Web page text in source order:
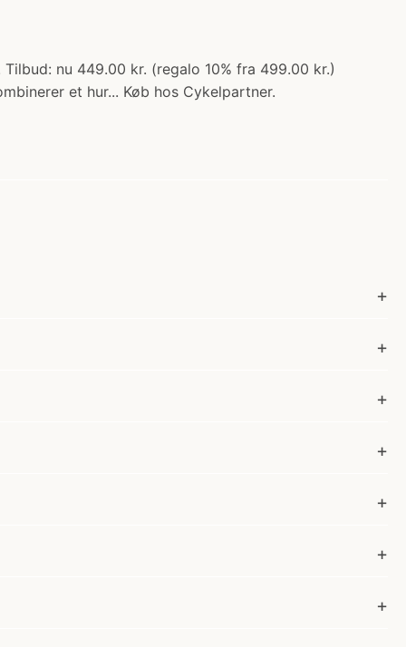
nu 449.00 kr. (regalo 10% fra 499.00 kr.)
et hur... Køb hos Cykelpartner.